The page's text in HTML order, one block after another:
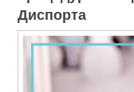
Диспорта